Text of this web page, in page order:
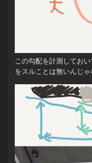
この勾配を計測してお
をスルことは無いんじゃ